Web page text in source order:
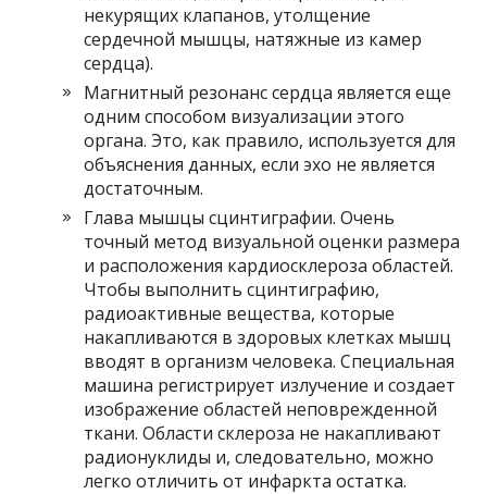
некурящих клапанов, утолщение
сердечной мышцы, натяжные из камер
сердца).
Магнитный резонанс сердца является еще
одним способом визуализации этого
органа. Это, как правило, используется для
объяснения данных, если эхо не является
достаточным.
Глава мышцы сцинтиграфии. Очень
точный метод визуальной оценки размера
и расположения кардиосклероза областей.
Чтобы выполнить сцинтиграфию,
радиоактивные вещества, которые
накапливаются в здоровых клетках мышц
вводят в организм человека. Специальная
машина регистрирует излучение и создает
изображение областей неповрежденной
ткани. Области склероза не накапливают
радионуклиды и, следовательно, можно
легко отличить от инфаркта остатка.